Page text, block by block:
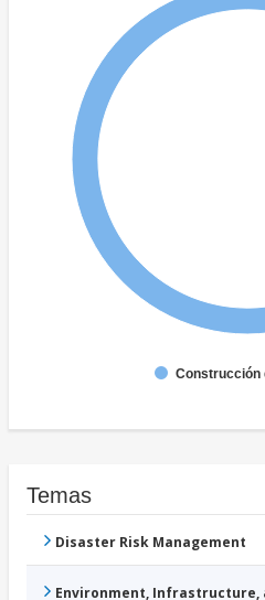
Construcción
Temas
Disaster Risk Management
Environment, Infrastructure,